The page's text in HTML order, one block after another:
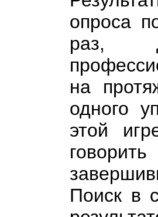
опроса
раз,
на
одного
этой
Поиск в